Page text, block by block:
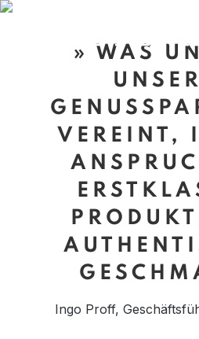
springen
» WAS
VEREINT,
Ingo Proff,